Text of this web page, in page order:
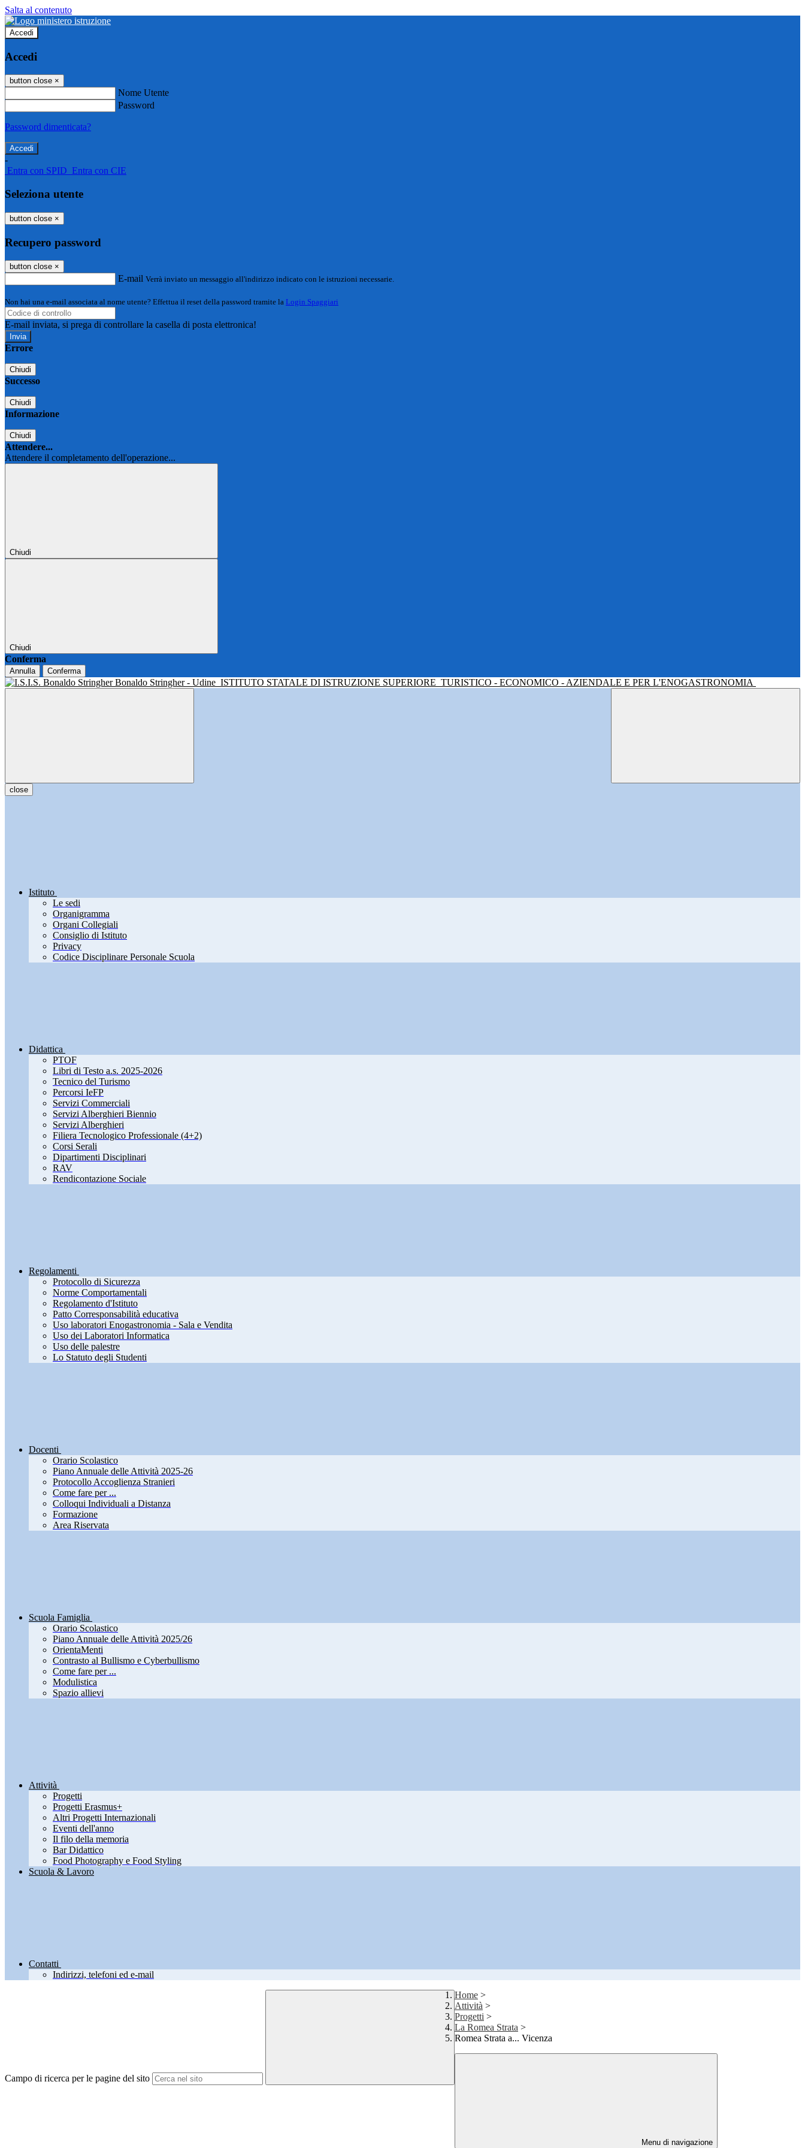
Salta al contenuto
Accedi
Accedi
button close ×
Nome Utente
Password
Password dimenticata?
-
Entra con SPID Entra con CIE
Seleziona utente
button close ×
Recupero password
button close ×
E-mail Verrà inviato un messaggio all'indirizzo indicato con le istruzioni necessarie.
Non hai una e-mail associata al nome utente? Effettua il reset della password tramite la Login Spaggiari
E-mail inviata, si prega di controllare la casella di posta elettronica!
Errore
Chiudi
Successo
Chiudi
Informazione
Chiudi
Attendere...
Attendere il completamento dell'operazione...
Chiudi
Chiudi
Conferma
Annulla Conferma
Bonaldo Stringher - Udine ISTITUTO STATALE DI ISTRUZIONE SUPERIORE TURISTICO - ECONOMICO - AZIENDALE E PER L'ENOGASTRONOMIA
close
Istituto
Le sedi
Organigramma
Organi Collegiali
Consiglio di Istituto
Privacy
Codice Disciplinare Personale Scuola
Didattica
PTOF
Libri di Testo a.s. 2025-2026
Tecnico del Turismo
Percorsi IeFP
Servizi Commerciali
Servizi Alberghieri Biennio
Servizi Alberghieri
Filiera Tecnologico Professionale (4+2)
Corsi Serali
Dipartimenti Disciplinari
RAV
Rendicontazione Sociale
Regolamenti
Protocollo di Sicurezza
Norme Comportamentali
Regolamento d'Istituto
Patto Corresponsabilità educativa
Uso laboratori Enogastronomia - Sala e Vendita
Uso dei Laboratori Informatica
Uso delle palestre
Lo Statuto degli Studenti
Docenti
Orario Scolastico
Piano Annuale delle Attività 2025-26
Protocollo Accoglienza Stranieri
Come fare per ...
Colloqui Individuali a Distanza
Formazione
Area Riservata
Scuola Famiglia
Orario Scolastico
Piano Annuale delle Attività 2025/26
OrientaMenti
Contrasto al Bullismo e Cyberbullismo
Come fare per ...
Modulistica
Spazio allievi
Attività
Progetti
Progetti Erasmus+
Altri Progetti Internazionali
Eventi dell'anno
Il filo della memoria
Bar Didattico
Food Photography e Food Styling
Scuola & Lavoro
Contatti
Indirizzi, telefoni ed e-mail
Campo di ricerca per le pagine del sito
Home >
Attività >
Progetti >
La Romea Strata >
Romea Strata a... Vicenza
Menu di navigazione